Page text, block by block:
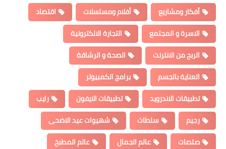
أفكار ومشاريع
أفلام ومسلسلات
اقتصاد
الاسرة و المجتمع
التجارة الالكترونية
الربح من الانترنت
الصحة و الرشاقة
العناية بالجسم
برامج الكمبيوتر
تطبيقات الاندرويد
تطبيقات الايفون
رايب
رجيم
سلطات
شهيوات عيد الاضحى
صلصات
عالم الجمال
عالم المطبخ